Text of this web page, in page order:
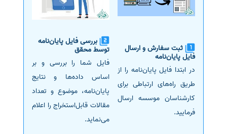
ثبت سفارش و ارسال
فایل پایان‌نامه
در ابتدا فایل پایان‌نامه را از
طریق راه‌های ارتباطی برای
کارشناسان موسسه ارسال
فرمایید.
بررسی فایل پایان‌نامه
توسط محقق
فایل شما را بررسی و بر
اساس داده‌ها و نتایج
پایان‌نامه، موضوع و تعداد
مقالات قابل‌استخراج را اعلام
می‌نماید.